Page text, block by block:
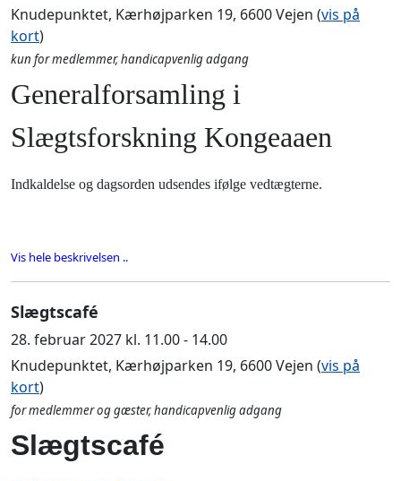
Knudepunktet, Kærhøjparken 19, 6600 Vejen (vis på
kort)
kun for medlemmer, handicapvenlig adgang
Generalforsamling i
Slægtsforskning Kongeaaen
Indkaldelse og dagsorden udsendes ifølge vedtægterne.
Vis hele beskrivelsen ..
Slægtscafé
28. februar 2027 kl. 11.00 - 14.00
Knudepunktet, Kærhøjparken 19, 6600 Vejen (vis på
kort)
for medlemmer og gæster, handicapvenlig adgang
Slægtscafé